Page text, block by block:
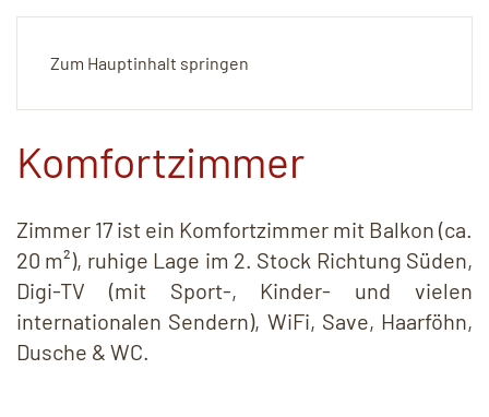
Zum Hauptinhalt springen
Komfortzimmer
Zimmer 17 ist ein Komfortzimmer mit Balkon (ca.
20 m²), ruhige Lage im 2. Stock Richtung Süden,
Digi-TV (mit Sport-, Kinder- und vielen
internationalen Sendern), WiFi, Save, Haarföhn,
Dusche & WC.